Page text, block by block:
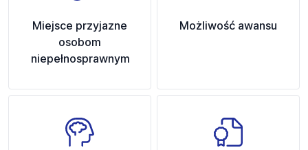
Miejsce przyjazne
osobom
niepełnosprawnym
Możliwość awansu